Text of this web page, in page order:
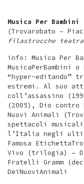
Musica Per Bambini
(Trovarobato –
filastrocche
info: Musica Per
MusicaPerBambini
“hyper-editando”
estremi. Al suo
coll’assassino
(2005), Dio contro
Nuovi Animali
spettacoli
l’Italia negli
Famosa
Vivo (trilogia) –
Fratelli Gramm
DeiNuoviAnimali